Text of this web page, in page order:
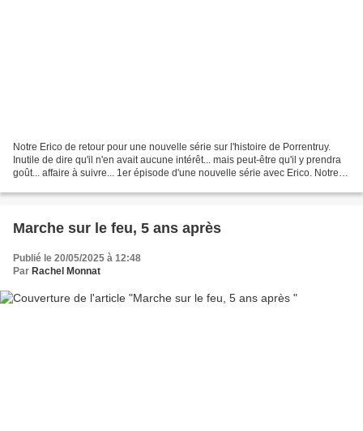
Notre Erico de retour pour une nouvelle série sur l'histoire de Porrentruy.
Inutile de dire qu'il n'en avait aucune intérêt... mais peut-être qu'il y prendra
goût... affaire à suivre... 1er épisode d'une nouvelle série avec Erico. Notre
Marche sur le feu, 5 ans après
Publié le 20/05/2025 à 12:48
Par Rachel Monnat